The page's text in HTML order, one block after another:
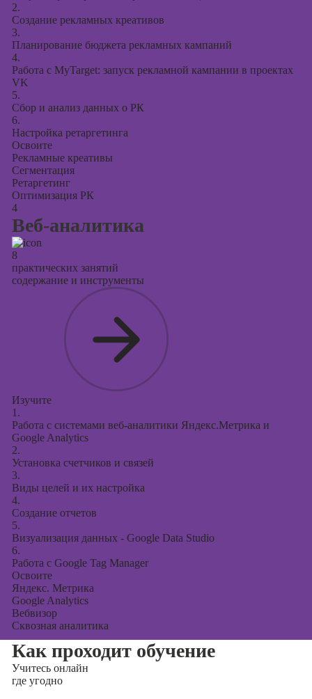
2.
Создание рекламных креативов
3.
Планирование бюджета рекламных кампаний
4.
Работа с MyTarget: запуск рекламной кампании в проектах
VK
5.
Сбор и анализ данных о РК
6.
Настройка ретаргетинга
Освоите
Рекламные креативы
Сегментация
Ретаргетинг
Оптимизация РК
4
Веб-аналитика
8
практических занятий
содержание и инструменты
Изучите
1.
Работа с системами веб-аналитики Яндекс.Метрика и
Google Analytics
2.
Установка счетчиков и связей
3.
Виды целей и их настройка
4.
Создание отчетов
5.
Визуализация данных - Google Data Studio
6.
Работа с Google Tag Manager
Освоите
Яндекс. Метрика
Google Analytics
Вебвизор
Сквозная аналитика
Как проходит обучение
Учитесь онлайн
где угодно